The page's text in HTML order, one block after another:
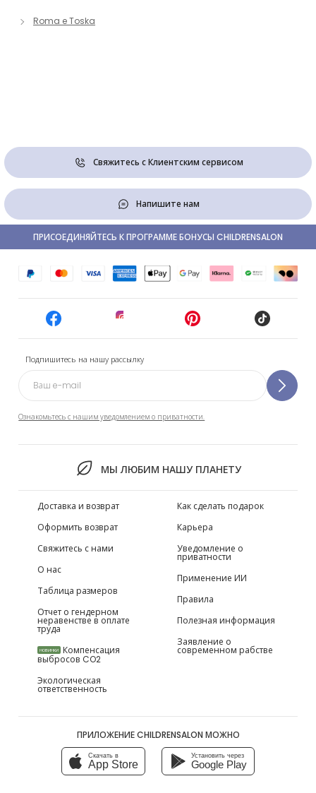
Roma e Toska
Свяжитесь с Клиентским сервисом
Напишите нам
Подпишитесь на нашу рассылку
Ознакомьтесь с нашим уведомлением о приватности.
МЫ ЛЮБИМ НАШУ ПЛАНЕТУ
ПРИСОЕДИНЯЙТЕСЬ К ПРОГРАММЕ БОНУСЫ CHILDRENSALON
Доставка и возврат
Оформить возврат
Свяжитесь с нами
О нас
Таблица размеров
Отчет о гендерном
неравенстве в оплате
труда
НОВИНКИ Компенсация
выбросов CO2
Экологическая
ответственность
Как сделать подарок
Карьера
Уведомление о
приватности
Применение ИИ
Правила
Полезная информация
Заявление о
современном рабстве
ПРИЛОЖЕНИЕ CHILDRENSALON МОЖНО
Скачать в
App Store
Установить через
Google Play